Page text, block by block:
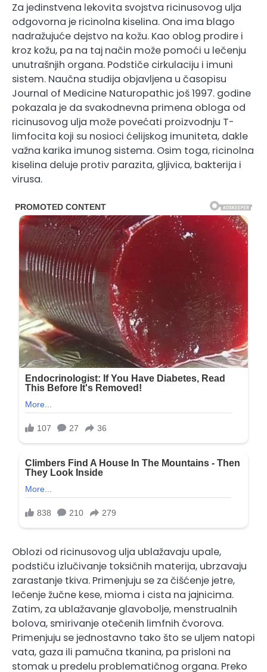
Za jedinstvena lekovita svojstva ricinusovog ulja
odgovorna je ricinolna kiselina. Ona ima blago
nadražujuće dejstvo na kožu. Kao oblog prodire i
kroz kožu, pa na taj način može pomoći u lečenju
unutrašnjih organa. Podstiče cirkulaciju i imuni
sistem. Naučna studija objavljena u časopisu
Journal of Medicine Naturopathic još 1997. godine
pokazala je da svakodnevna primena obloga od
ricinusovog ulja može povećati proizvodnju T-
limfocita koji su nosioci ćelijskog imuniteta, dakle
važna karika imunog sistema. Osim toga, ricinolna
kiselina deluje protiv parazita, gljivica, bakterija i
virusa.
Oblozi od ricinusovog ulja ublažavaju upale,
podstiču izlučivanje toksičnih materija, ubrzavaju
zarastanje tkiva. Primenjuju se za čišćenje jetre,
lečenje žučne kese, mioma i cista na jajnicima.
Zatim, za ublažavanje glavobolje, menstrualnih
bolova, smirivanje otečenih limfnih čvorova.
Primenjuju se jednostavno tako što se uljem natopi
vata, gaza ili pamučna tkanina, pa prisloni na
stomak u predelu problematičnog organa. Preko